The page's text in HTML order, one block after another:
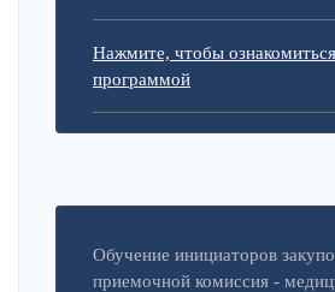
Нажмите, чтобы
программой
Обучение инициаторов
приемочной комиссия -